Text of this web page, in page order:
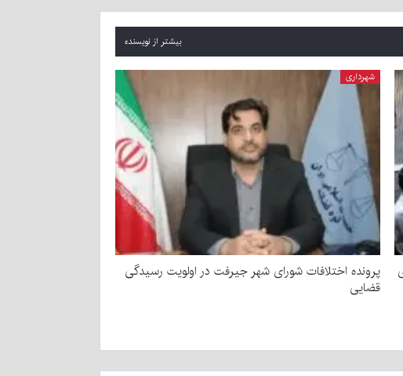
بیشتر از نویسنده
شهرداری
پرونده اختلافات شورای شهر جیرفت در اولویت رسیدگی
قضایی